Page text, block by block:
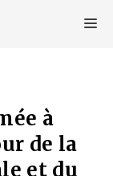
à
de la
et du